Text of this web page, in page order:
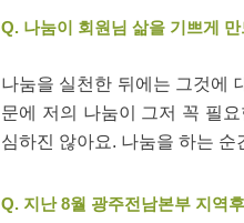
Q. 나눔이 회원님 삶을 기쁘게
나눔을 실천한 뒤에는 그것에
문에 저의 나눔이 그저 꼭 필
심하진 않아요. 나눔을 하는
Q. 지난 8월 광주전남본부 지역